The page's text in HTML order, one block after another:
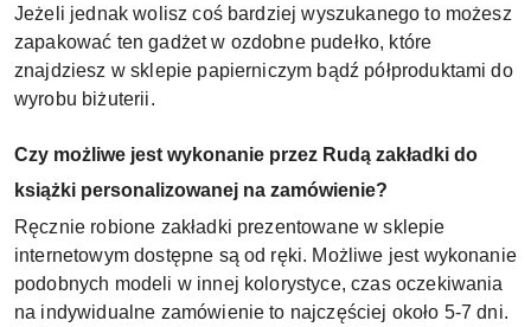
Jeżeli jednak wolisz coś bardziej wyszukanego to możesz
zapakować ten gadżet w ozdobne pudełko, które
znajdziesz w sklepie papierniczym bądź półproduktami do
wyrobu biżuterii.
Czy możliwe jest wykonanie przez Rudą zakładki do
książki personalizowanej na zamówienie?
Ręcznie robione zakładki prezentowane w sklepie
internetowym dostępne są od ręki. Możliwe jest wykonanie
podobnych modeli w innej kolorystyce, czas oczekiwania
na indywidualne zamówienie to najczęściej około 5-7 dni.